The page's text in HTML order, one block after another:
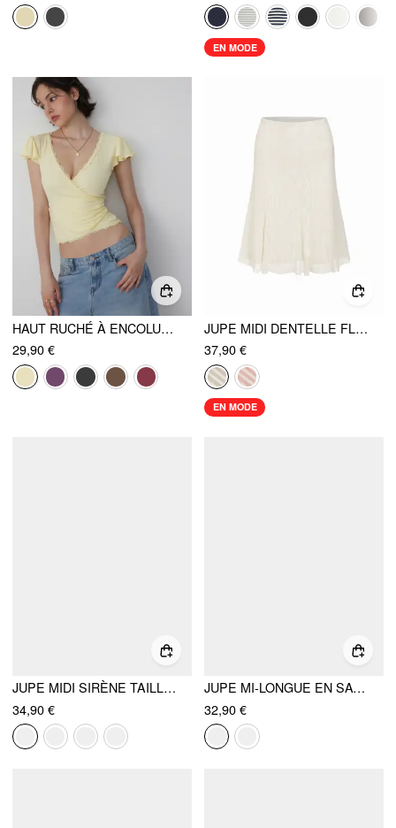
EN MODE
HAUT RUCHÉ À ENCOLURE EN V, MANCHES À VOLANTS, BORDURE EN DENTELLE ET CORDON DE SERRAGE
29,90 €
JUPE MIDI DENTELLE FLEURIE EN COTON
37,90 €
EN MODE
JUPE MIDI SIRÈNE TAILLE BASSE EN SATIN
34,90 €
JUPE MI-LONGUE EN SATIN MIGNON AVEC VOLANTS COUPÉE SUR LA DIAGONALE
32,90 €